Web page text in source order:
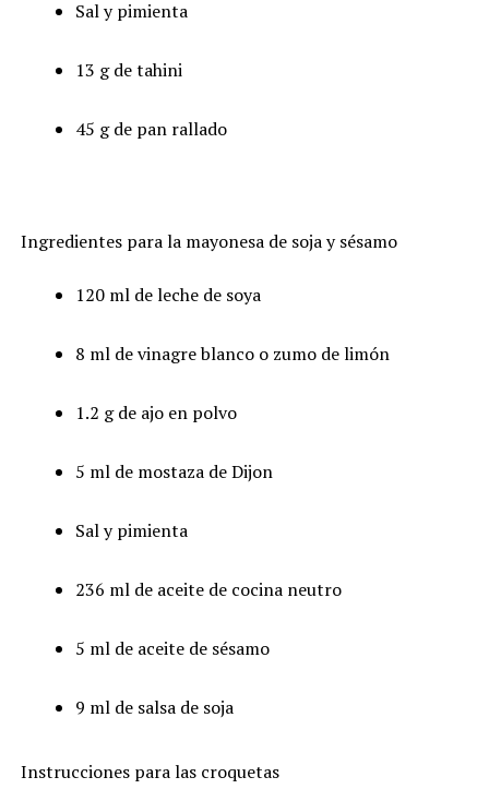
Sal y pimienta
13 g de tahini
45 g de pan rallado
Ingredientes para la mayonesa de soja y sésamo
120 ml de leche de soya
8 ml de vinagre blanco o zumo de limón
1.2 g de ajo en polvo
5 ml de mostaza de Dijon
Sal y pimienta
236 ml de aceite de cocina neutro
5 ml de aceite de sésamo
9 ml de salsa de soja
Instrucciones para las croquetas